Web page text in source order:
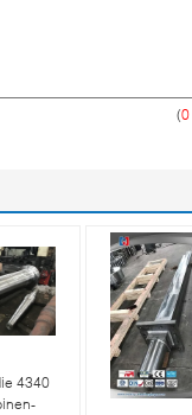
(0
4340